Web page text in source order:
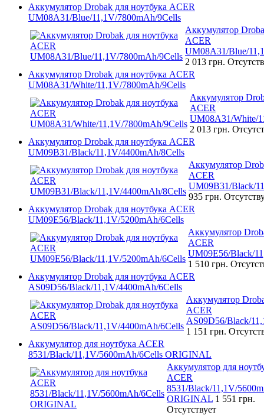
Аккумулятор Drobak для ноутбука ACER
UM08A31/Blue/11,1V/7800mAh/9Cells
Аккумулятор
ACER
UM08A31/Blue/
2 013 грн.
Аккумулятор Drobak для ноутбука ACER
UM08A31/White/11,1V/7800mAh/9Cells
Аккумулятор
ACER
UM08A31/White/
2 013 грн.
Аккумулятор Drobak для ноутбука ACER
UM09B31/Black/11,1V/4400mAh/8Cells
Аккумулятор
ACER
UM09B31/Black/
935 грн.
Аккумулятор Drobak для ноутбука ACER
UM09E56/Black/11,1V/5200mAh/6Cells
Аккумулятор
ACER
UM09E56/Black/
1 510 грн.
Аккумулятор Drobak для ноутбука ACER
AS09D56/Black/11,1V/4400mAh/6Cells
Аккумулятор
ACER
AS09D56/Black/
1 151 грн.
Аккумулятор для ноутбука ACER
8531/Black/11,1V/5600mAh/6Cells ORIGINAL
Аккумулятор для
ACER
8531/Black/11,1V/
ORIGINAL 1 551 грн.
Отсутствует